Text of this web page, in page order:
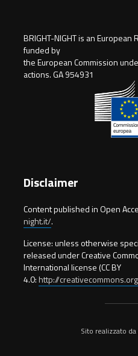
BRIGHT-NIGHT is an
funded by
the European Commission
actions. GA 954931
Disclaimer
Content published in Open
night.it/.
License: unless otherwise
released under Creative
International license (CC BY
4.0:http://
Sito realizzato da